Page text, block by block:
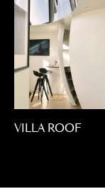
VILLA ROOF